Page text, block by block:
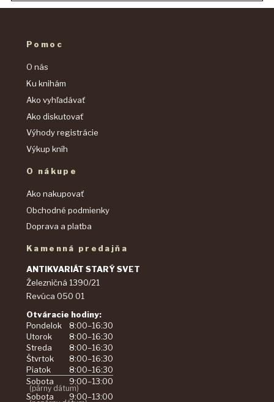
Pomoc
O nás
Ku knihám
Ako vyhľadávať
Ako diskutovať
Výhody registrácie
Výkup kníh
O nákupe
Ako nakupovať
Obchodné podmienky
Doprava a platba
Kamenná predajňa
ANTIKVARIÁT STARÝ SVET
Železničná 1390/21
Revúca 050 01
Otváracie hodiny:
Pondelok
8:00–16:30
Utorok
8:00–16:30
Streda
8:00–16:30
Štvrtok
8:00–16:30
Piatok
8:00–16:30
Sobota
9:00–13:00
(párny dátum)
Sobota 9:00–13:00